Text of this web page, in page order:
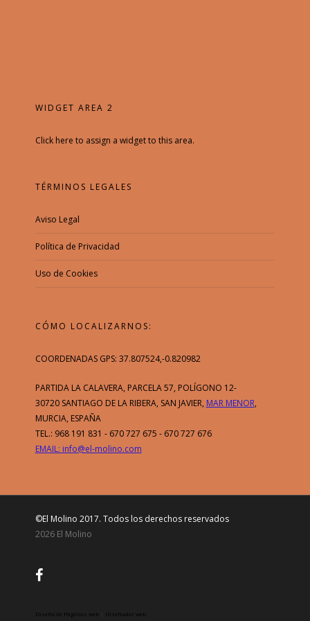
WIDGET AREA 2
Click here to assign a widget to this area.
TÉRMINOS LEGALES
Aviso Legal
Política de Privacidad
Uso de Cookies
CÓMO LOCALIZARNOS:
COORDENADAS GPS: 37.807524,-0.820982
PARTIDA LA CALAVERA, PARCELA 57, POLÍGONO 12-
30720 SANTIAGO DE LA RIBERA, SAN JAVIER, MAR MENOR,
MURCIA, ESPAÑA
TEL.: 968 191 831 - 670 727 675 - 670 727 676
EMAIL: info@el-molino.com
©El Molino 2017. Todos los derechos reservados
2026 El Molino
Diseño de Páginas web| Diseñador web
su experiencia en nuestra web. Al
continuar navegando por este sitio
usted acepta el uso de cookies propias